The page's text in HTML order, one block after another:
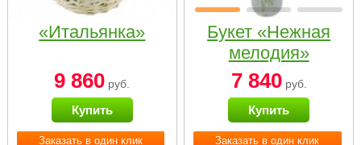
Заказать в один клик
«Итальянка»
9 860 руб.
Купить
Заказать в один клик
Букет «Нежная
мелодия»
7 840руб.
Купить